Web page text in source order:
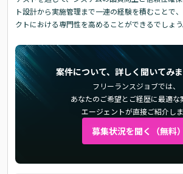
ト設計から実施管理まで一連の経験を積むことで
クトにおける専門性を高めることができるでしょう
案件について、詳しく聞いてみ
フリーランスジョブでは、
あなたのご希望とご経歴に最適な
エージェントが直接ご紹介し
募集状況を聞く（無料）